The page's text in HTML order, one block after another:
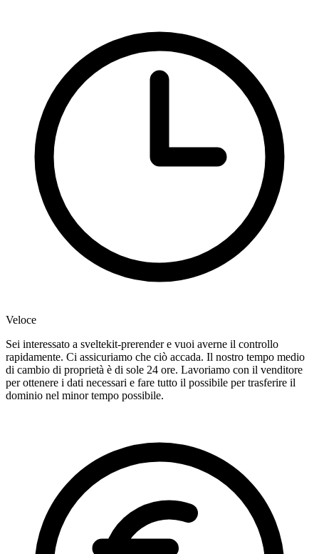
Veloce
Sei interessato a sveltekit-prerender e vuoi averne il controllo
rapidamente. Ci assicuriamo che ciò accada. Il nostro tempo medio
di cambio di proprietà è di sole 24 ore. Lavoriamo con il venditore
per ottenere i dati necessari e fare tutto il possibile per trasferire il
dominio nel minor tempo possibile.